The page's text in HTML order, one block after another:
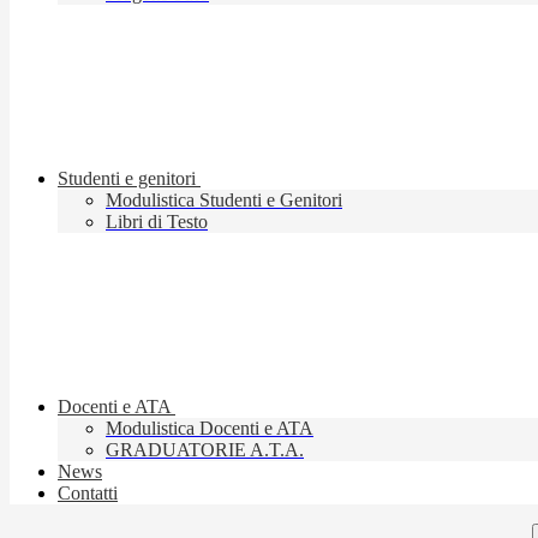
Studenti e genitori
Modulistica Studenti e Genitori
Libri di Testo
Docenti e ATA
Modulistica Docenti e ATA
GRADUATORIE A.T.A.
News
Contatti